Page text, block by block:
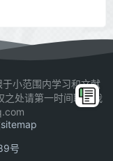
小范围内学习和文献
之处请第一时间联系我
sitemap
号